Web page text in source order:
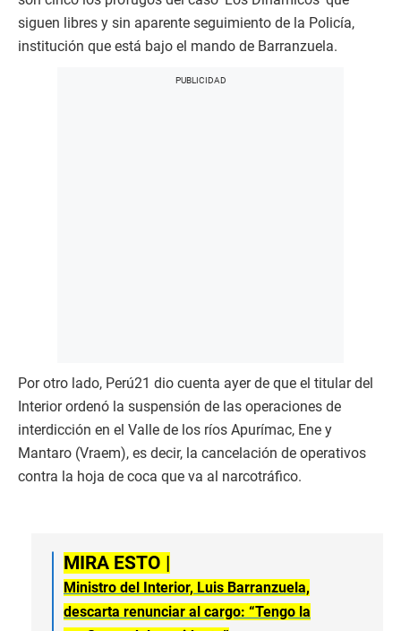
siguen libres y sin aparente seguimiento de la Policía,
institución que está bajo el mando de Barranzuela.
Por otro lado, Perú21 dio cuenta ayer de que el titular del
Interior ordenó la suspensión de las operaciones de
interdicción en el Valle de los ríos Apurímac, Ene y
Mantaro (Vraem), es decir, la cancelación de operativos
contra la hoja de coca que va al narcotráfico.
MIRA ESTO |
Ministro del Interior, Luis Barranzuela,
descarta renunciar al cargo: “Tengo la